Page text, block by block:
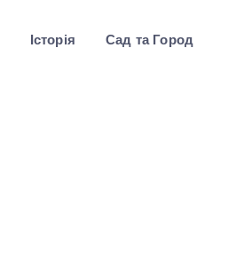
Історія Сад та Город